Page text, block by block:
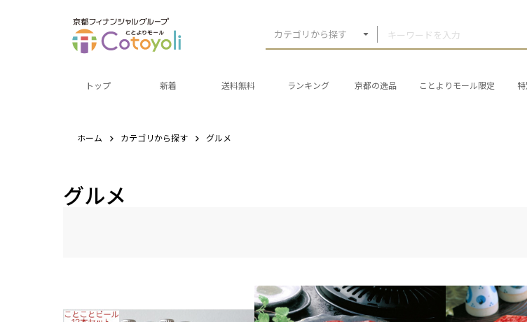
カテゴリから探す
トップ 新着 送料無料 ランキング 京都の逸品 ことよりモール限定
ホーム カテゴリから探す グルメ
グルメ